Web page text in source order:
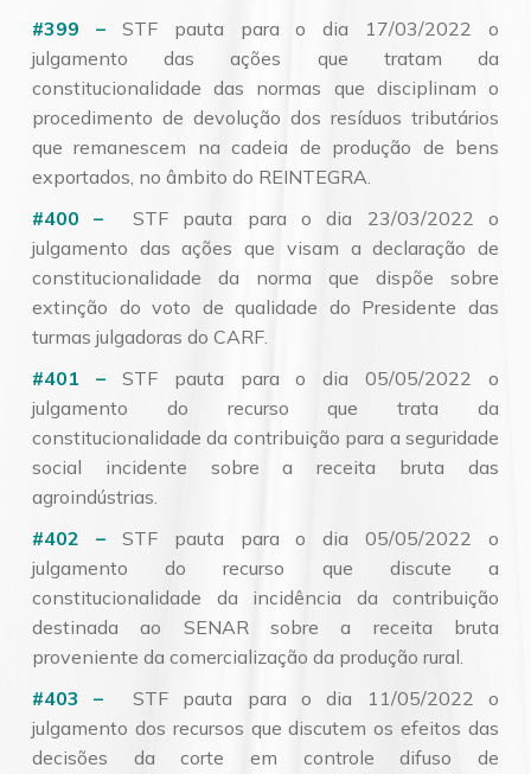
#399 –
STF pauta para o dia 17/03/2022 o
julgamento das ações que tratam da
constitucionalidade das normas que disciplinam o
procedimento de devolução dos resíduos tributários
que remanescem na cadeia de produção de bens
exportados, no âmbito do REINTEGRA.
#400 –
STF pauta para o dia 23/03/2022 o
julgamento das ações que visam a declaração de
constitucionalidade da norma que dispõe sobre
extinção do voto de qualidade do Presidente das
turmas julgadoras do CARF.
#401 – STF pauta para o dia 05/05/2022 o
julgamento do recurso que trata da
constitucionalidade da contribuição para a seguridade
social incidente sobre a receita bruta das
agroindústrias.
#402 – STF pauta para o dia 05/05/2022 o
julgamento do recurso que discute a
constitucionalidade da incidência da contribuição
destinada ao SENAR sobre a receita bruta
proveniente da comercialização da produção rural.
#403 –
STF pauta para o dia 11/05/2022 o
julgamento dos recursos que discutem os efeitos das
decisões da corte em controle difuso de